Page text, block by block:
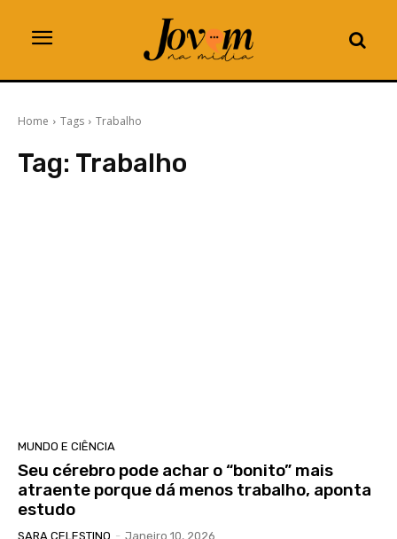
Home Tags Trabalho
Tag: Trabalho
MUNDO E CIÊNCIA
Seu cérebro pode achar o “bonito” mais
atraente porque dá menos trabalho, aponta
estudo
SARA CELESTINO - Janeiro 10, 2026